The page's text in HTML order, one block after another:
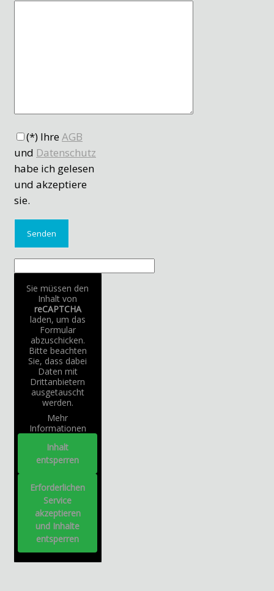
(*) IhreAGB
und Datenschutz
habe ich gelesen
und akzeptiere
sie.
Sie müssen den
Inhalt von
reCAPTCHA
laden, um das
Formular
abzuschicken.
Bitte beachten
Sie, dass dabei
Daten mit
Drittanbietern
ausgetauscht
werden.
Mehr
Informationen
Inhalt
entsperren
Erforderlichen
Service
akzeptieren
und Inhalte
entsperren